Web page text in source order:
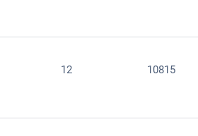
12 10815